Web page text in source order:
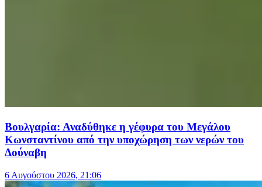
Βουλγαρία: Αναδύθηκε η γέφυρα του Μεγάλου
Κωνσταντίνου από την υποχώρηση των νερών του
Δούναβη
6 Αυγούστου 2026, 21:06